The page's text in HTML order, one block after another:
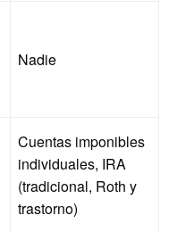
Nadie
Cuentas imponibles
individuales, IRA
(tradicional, Roth y
trastorno)